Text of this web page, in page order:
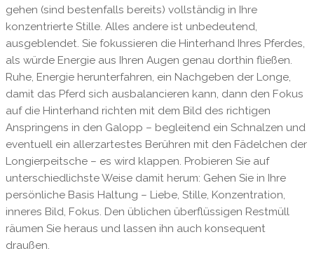
gehen (sind bestenfalls bereits) vollständig in Ihre
konzentrierte Stille. Alles andere ist unbedeutend,
ausgeblendet. Sie fokussieren die Hinterhand Ihres Pferdes,
als würde Energie aus Ihren Augen genau dorthin fließen.
Ruhe, Energie herunterfahren, ein Nachgeben der Longe,
damit das Pferd sich ausbalancieren kann, dann den Fokus
auf die Hinterhand richten mit dem Bild des richtigen
Anspringens in den Galopp – begleitend ein Schnalzen und
eventuell ein allerzartestes Berühren mit den Fädelchen der
Longierpeitsche – es wird klappen. Probieren Sie auf
unterschiedlichste Weise damit herum: Gehen Sie in Ihre
persönliche Basis Haltung – Liebe, Stille, Konzentration,
inneres Bild, Fokus. Den üblichen überflüssigen Restmüll
räumen Sie heraus und lassen ihn auch konsequent
draußen.